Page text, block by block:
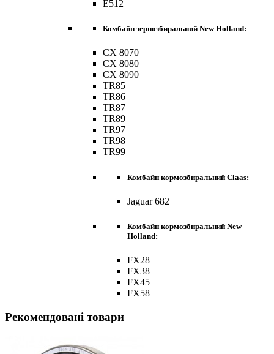
E512
Комбайн зернозбиральний New Holland:
CX 8070
CX 8080
CX 8090
TR85
TR86
TR87
TR89
TR97
TR98
TR99
Комбайн кормозбиральний Claas:
Jaguar 682
Комбайн кормозбиральний New
Holland:
FX28
FX38
FX45
FX58
Рекомендовані товари